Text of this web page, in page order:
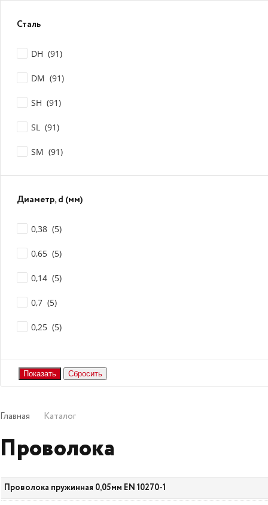
Сталь
DH (91)
DM (91)
SH (91)
SL (91)
SM (91)
Диаметр, d (мм)
0,38 (5)
0,65 (5)
0,14 (5)
0,7 (5)
0,25 (5)
Показать еще
Главная Каталог
Проволока
Проволока пружинная 0,05мм EN 10270-1